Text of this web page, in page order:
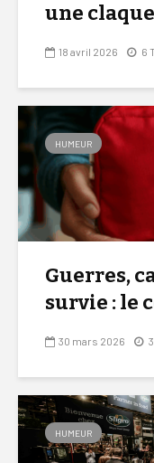
une
18 avril 2026 6
HUMEUR
Guerres,
survie : le
30 mars 2026
HUMEUR